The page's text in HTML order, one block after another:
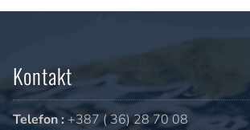
Kontakt
Telefon : +387 ( 36) 28 70 08